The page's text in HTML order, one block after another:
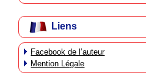
Liens
Facebook de l’auteur
Mention Légale